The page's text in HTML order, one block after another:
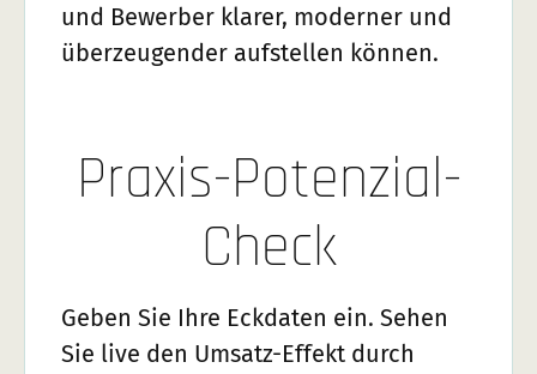
und Bewerber klarer, moderner und
überzeugender aufstellen können.
Praxis-Potenzial-
Check
Geben Sie Ihre Eckdaten ein. Sehen
Sie live den Umsatz-Effekt durch